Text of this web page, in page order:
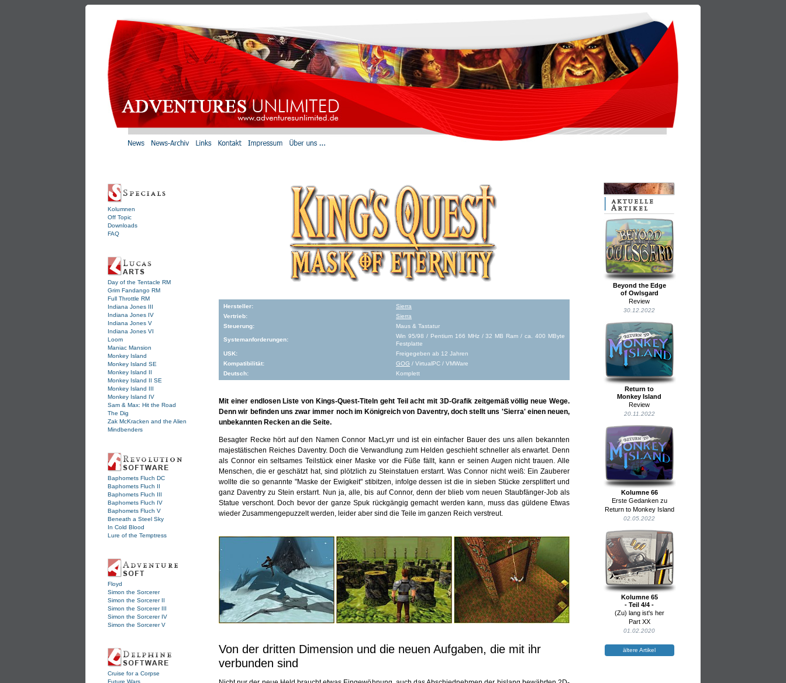
Kolumnen
Off Topic
Downloads
FAQ
Day of the Tentacle RM
Grim Fandango RM
Full Throttle RM
Indiana Jones III
Indiana Jones IV
Indiana Jones V
Indiana Jones VI
Loom
Maniac Mansion
Monkey Island
Monkey Island SE
Monkey Island II
Monkey Island II SE
Monkey Island III
Monkey Island IV
Sam & Max: Hit the Road
The Dig
Zak McKracken and the Alien
Mindbenders
Baphomets Fluch DC
Baphomets Fluch II
Baphomets Fluch III
Baphomets Fluch IV
Baphomets Fluch V
Beneath a Steel Sky
In Cold Blood
Lure of the Temptress
Floyd
Simon the Sorcerer
Simon the Sorcerer II
Simon the Sorcerer III
Simon the Sorcerer IV
Simon the Sorcerer V
Cruise for a Corpse
Future Wars
Hersteller:
Sierra
Vertrieb:
Sierra
Steuerung:
Maus & Tastatur
Systemanforderungen:
Win 95/98 / Pentium 166 MHz / 32 MB Ram / ca. 400 MByte
Festplatte
USK:
Freigegeben ab 12 Jahren
Kompatibilität:
GOG / VirtualPC / VMWare
Deutsch:
Komplett
Mit einer endlosen Liste von Kings-Quest-Titeln geht Teil acht mit 3D-Grafik zeitgemäß völlig neue Wege.
Denn wir befinden uns zwar immer noch im Königreich von Daventry, doch stellt uns 'Sierra' einen neuen,
unbekannten Recken an die Seite.
Besagter Recke hört auf den Namen Connor MacLyrr und ist ein einfacher Bauer des uns allen bekannten
majestätischen Reiches Daventry. Doch die Verwandlung zum Helden geschieht schneller als erwartet. Denn
als Connor ein seltsames Teilstück einer Maske vor die Füße fällt, kann er seinen Augen nicht trauen. Alle
Menschen, die er geschätzt hat, sind plötzlich zu Steinstatuen erstarrt. Was Connor nicht weiß: Ein Zauberer
wollte die so genannte "Maske der Ewigkeit" stibitzen, infolge dessen ist die in sieben Stücke zersplittert und
ganz Daventry zu Stein erstarrt. Nun ja, alle, bis auf Connor, denn der blieb vom neuen Staubfänger-Job als
Statue verschont. Doch bevor der ganze Spuk rückgängig gemacht werden kann, muss das güldene Etwas
wieder Zusammengepuzzelt werden, leider aber sind die Teile im ganzen Reich verstreut.
Von der dritten Dimension und die neuen Aufgaben, die mit ihr
verbunden sind
Beyond the Edge
of Owlsgard
Review
30.12.2022
Return to
Monkey Island
Review
20.11.2022
Kolumne 66
Erste Gedanken zu
Return to Monkey Island
02.05.2022
Kolumne 65
- Teil 4/4 -
(Zu) lang ist's her
Part XX
01.02.2020
ältere Artikel